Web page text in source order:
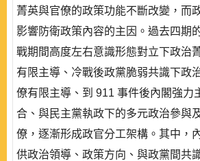
菁英與官僚的政策功能不斷改變，而
影響防衛政策內容的主因。過去四期
戰期間高度左右意識形態對立下政治
有限主導、冷戰後政黨脆弱共識下政
僚有限主導、到 911 事件後內閣強力
合、與民主黨執政下的多元政治參與
僚，逐漸形成政官分工架構。其中，
供政治領導、政策方向、與政黨間共